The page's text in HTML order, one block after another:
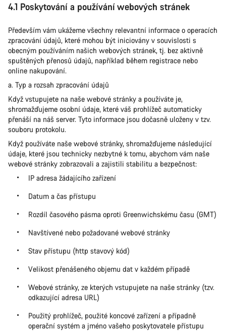
4.1 Poskytování a používání webových stránek
Především vám ukážeme všechny relevantní informace o operacích
zpracování údajů, které mohou být iniciovány v souvislosti s
obecným používáním našich webových stránek, tj. bez aktivně
spuštěných přenosů údajů, například během registrace nebo
online nakupování.
a. Typ a rozsah zpracování údajů
Když vstupujete na naše webové stránky a používáte je,
shromažďujeme osobní údaje, které váš prohlížeč automaticky
přenáší na náš server. Tyto informace jsou dočasně uloženy v tzv.
souboru protokolu.
Když používáte naše webové stránky, shromažďujeme následující
údaje, které jsou technicky nezbytné k tomu, abychom vám naše
webové stránky zobrazovali a zajistili stabilitu a bezpečnost:
IP adresa žádajícího zařízení
Datum a čas přístupu
Rozdíl časového pásma oproti Greenwichskému času (GMT)
Navštívené nebo požadované webové stránky
Stav přístupu (http stavový kód)
Velikost přenášeného objemu dat v každém případě
Webové stránky, ze kterých vstupujete na naše stránky (tzv.
odkazující adresa URL)
Použitý prohlížeč, použité koncové zařízení a případně
operační systém a jméno vašeho poskytovatele přístupu